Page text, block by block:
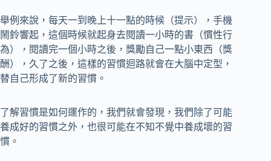
舉例來說，每天一到晚上十一點的時候（提示），手機
鬧鈴響起，這個時候就起身去閱讀一小時的書（慣性行
為），閱讀完一個小時之後，獎勵自己一點小東西（獎
酬），久了之後，這樣的習慣迴路就會在大腦中定型，
替自己形成了新的習慣。
了解習慣是如何運作的，我們就會發現，我們除了可能
養成好的習慣之外，也很可能在不知不覺中養成壞的習
慣。